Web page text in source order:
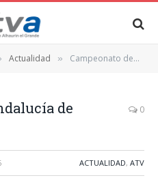
Actualidad » Campeonato de Andalucía de voleibol
de
0
ACTUALIDAD, ATV